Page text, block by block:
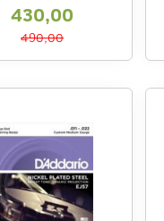
430,00
490,00